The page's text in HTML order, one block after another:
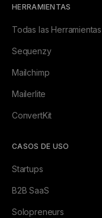
HERRAMIENTAS
Todas las Herramientas
Sequenzy
Mailchimp
Mailerlite
ConvertKit
CASOS DE USO
Startups
B2B SaaS
Solopreneurs